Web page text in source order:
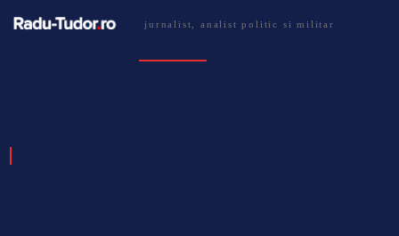
jurnalist, analist politic si militar